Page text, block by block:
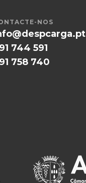
NOS
744 591
758 740